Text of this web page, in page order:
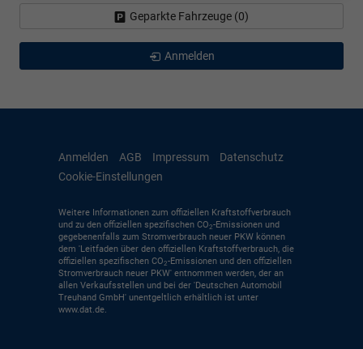
Geparkte Fahrzeuge (0)
Anmelden
Anmelden AGB Impressum
Datenschutz
Cookie-Einstellungen
Weitere Informationen zum offiziellen Kraftstoffverbrauch
und zu den offiziellen spezifischen CO2-Emissionen und
gegebenenfalls zum Stromverbrauch neuer PKW können
dem 'Leitfaden über den offiziellen Kraftstoffverbrauch, die
offiziellen spezifischen CO2-Emissionen und den offiziellen
Stromverbrauch neuer PKW' entnommen werden, der an
allen Verkaufsstellen und bei der 'Deutschen Automobil
Treuhand GmbH' unentgeltlich erhältlich ist unter
www.dat.de.